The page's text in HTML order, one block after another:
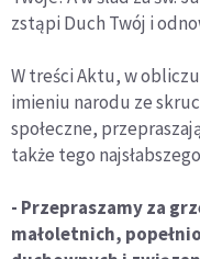
zstąpi Duch Twój i
W treści Aktu, w
imieniu narodu ze
społeczne,
także tego
- Przepraszamy za
małoletnich,